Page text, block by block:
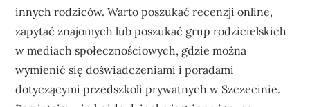
innych rodziców. Warto poszukać recenzji online,
zapytać znajomych lub poszukać grup rodzicielskich
w mediach społecznościowych, gdzie można
wymienić się doświadczeniami i poradami
dotyczącymi przedszkoli prywatnych w Szczecinie.